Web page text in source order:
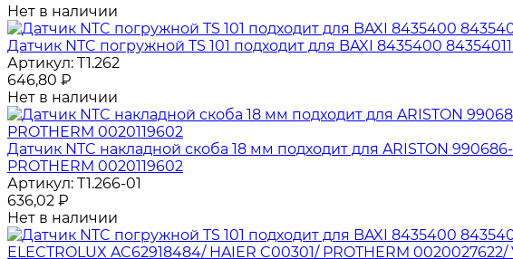
Нет в наличии
Датчик NTC погружной TS 101 подходит для BAXI 8435400
Артикул: T1.262
646,80 ₽
Нет в наличии
Датчик NTC накладной скоба 18 мм подходит для ARISTON
PROTHERM 0020119602
Артикул: T1.266-01
636,02 ₽
Нет в наличии